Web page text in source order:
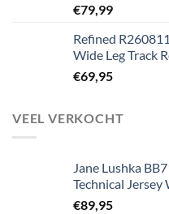
€79,99
Refined
Wide Leg Track
€69,95
VEEL VERKOCHT
Jane Lushka
Technical
€89,95